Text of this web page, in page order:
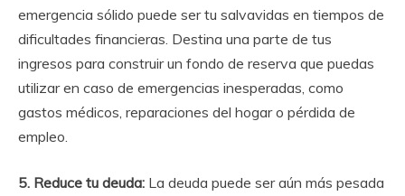
emergencia sólido puede ser tu salvavidas en tiempos de
dificultades financieras. Destina una parte de tus
ingresos para construir un fondo de reserva que puedas
utilizar en caso de emergencias inesperadas, como
gastos médicos, reparaciones del hogar o pérdida de
empleo.
5. Reduce tu deuda: La deuda puede ser aún más pesada